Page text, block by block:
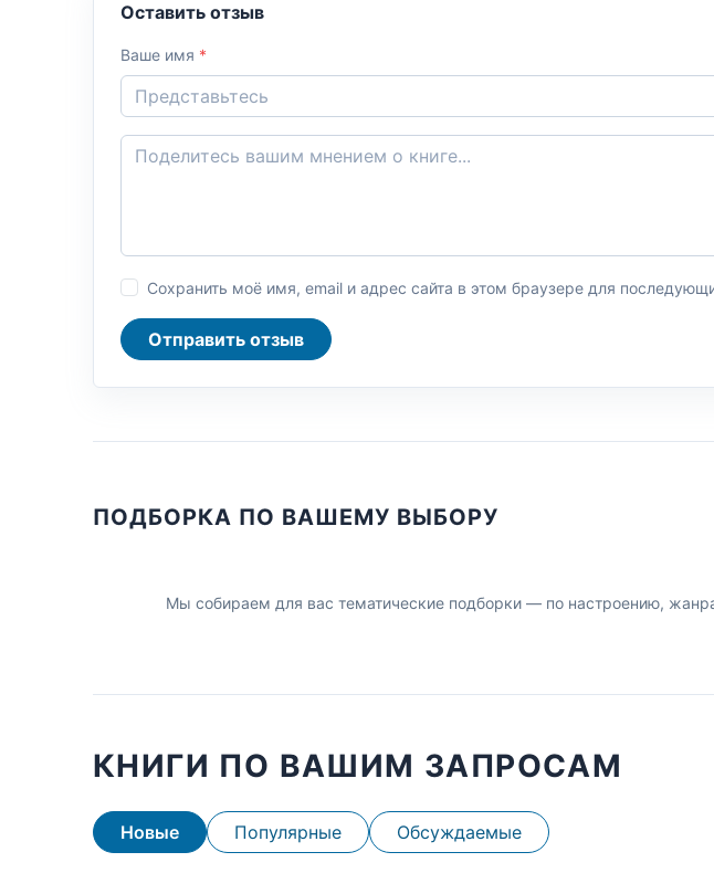
Оставить отзыв
Ваше имя *
Сохранить моё имя, email и адрес сайта в этом браузере для
Отправить отзыв
ПОДБОРКА ПО ВАШЕМУ ВЫБОРУ
Мы собираем для вас тематические подборки — по настроению,
КНИГИ ПО ВАШИМ ЗАПРОСАМ
Новые Популярные Обсуждаемые